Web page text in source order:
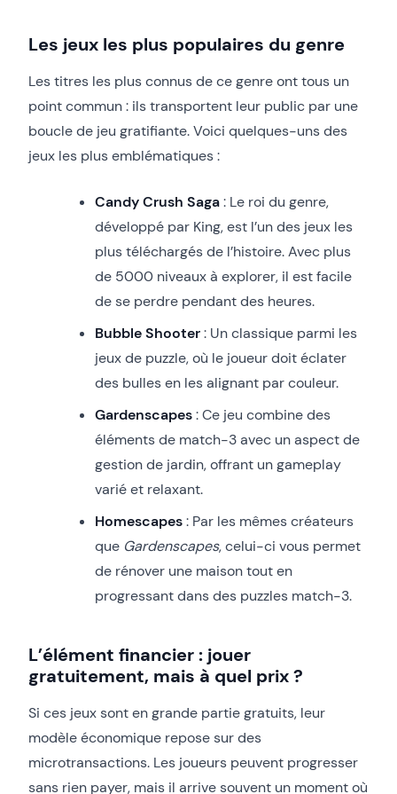
Les jeux les plus populaires du genre
Les titres les plus connus de ce genre ont tous un
point commun : ils transportent leur public par une
boucle de jeu gratifiante. Voici quelques-uns des
jeux les plus emblématiques :
Candy Crush Saga: Le roi du genre,
développé par King, est l’un des jeux les
plus téléchargés de l’histoire. Avec plus
de 5000 niveaux à explorer, il est facile
de se perdre pendant des heures.
Bubble Shooter: Un classique parmi les
jeux de puzzle, où le joueur doit éclater
des bulles en les alignant par couleur.
Gardenscapes: Ce jeu combine des
éléments de match-3 avec un aspect de
gestion de jardin, offrant un gameplay
varié et relaxant.
Homescapes: Par les mêmes créateurs
que Gardenscapes, celui-ci vous permet
de rénover une maison tout en
progressant dans des puzzles match-3.
L’élément financier : jouer
gratuitement, mais à quel prix ?
Si ces jeux sont en grande partie gratuits, leur
modèle économique repose sur des
microtransactions. Les joueurs peuvent progresser
sans rien payer, mais il arrive souvent un moment où